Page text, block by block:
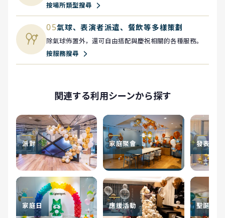
按場所類型搜尋
05氣球、表演者派遣、餐飲等多樣策劃
除氣球佈置外，還可自由搭配與慶祝相關的各種服務。
按服務搜尋
関連する利用シーンから探す
派對
家庭日
家庭聚會
應援活動
發表會
聖誕節